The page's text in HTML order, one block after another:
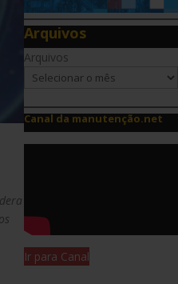
Arquivos
Arquivos
Canal da manutenção.net
Ir para Canal